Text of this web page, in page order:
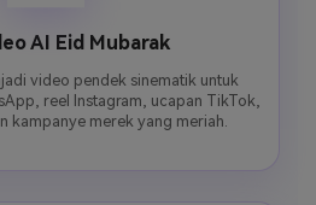
AI Eid Mubarak
video pendek sinematik untuk
reel Instagram, ucapan TikTok,
kampanye merek yang meriah.